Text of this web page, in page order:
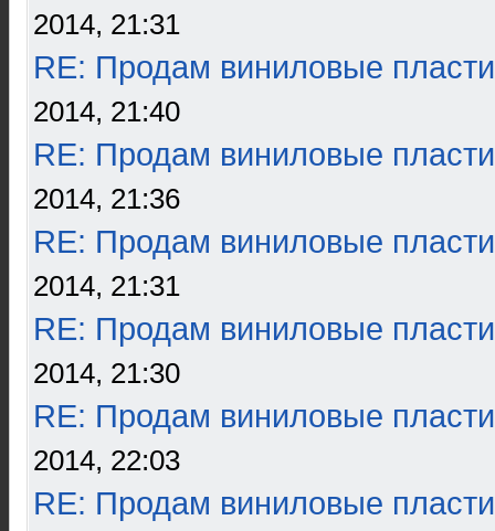
2014, 21:31
RE: Продам виниловые
2014, 21:40
RE: Продам виниловые
2014, 21:36
RE: Продам виниловые
2014, 21:31
RE: Продам виниловые
2014, 21:30
RE: Продам виниловые
2014, 22:03
RE: Продам виниловые